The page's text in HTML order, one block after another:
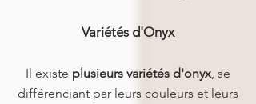
Variétés d'Onyx
Il existe plusieurs variétés d'onyx , se
différenciant par leurs couleurs et leurs